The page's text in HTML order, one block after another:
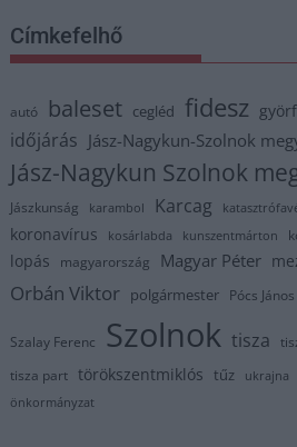
Címkefelhő
autó baleset cegléd fidesz
időjárás Jász-Nagykun-Szolnok
Jász-Nagykun Szolnok
Jászkunság karambol Karcag
koronavírus kosárlabda kunszentmárton
lopás magyarország Magyar Péter
Orbán Viktor polgármester Pócs János
Szalay Ferenc Szolnok tisza
tisza part törökszentmiklós tűz ukrajna
önkormányzat